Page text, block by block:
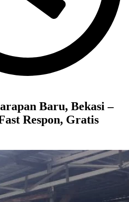
Baru, Bekasi –
Respon, Gratis